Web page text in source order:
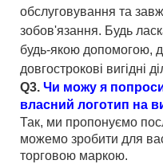
обслуговування та
зобов'язання. Будь
будь-якою допомогою,
довгострокові вигідні
Q3. Чи можу я
власний логотип на
Так, ми пропонуємо
можемо зробити для
торговою маркою.